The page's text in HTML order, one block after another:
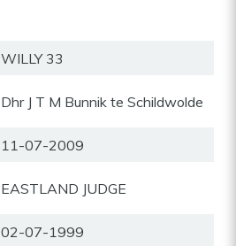
WILLY 33
Dhr J T M Bunnik te Schildwolde
11-07-2009
EASTLAND JUDGE
02-07-1999